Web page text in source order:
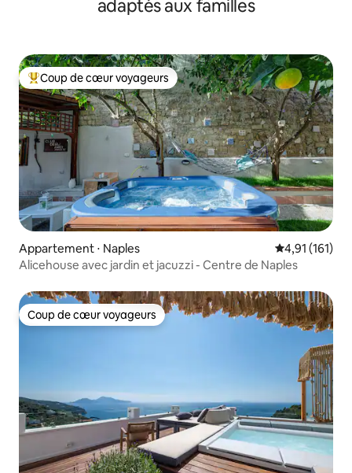
adaptés aux familles
Coups de cœur voyageurs les plus appréciés
Coup de cœur voyageurs
Appartement ⋅ Naples Évaluation
4,91 (161)
Alicehouse avec jardin et jacuzzi - Centre de Naples
Coup de cœur voyageurs
Coup de cœur voyageurs